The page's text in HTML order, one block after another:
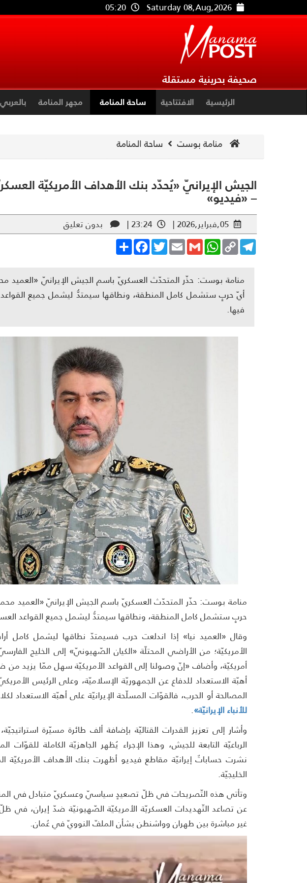
Saturday 08,Aug,2026
05:20
صحيفة بحرينية مستقلة
الرئيسية الافتتاحية ساحة المنامة مجهر المنامة بالعربي
منامة بوست ساحة المنامة
الجيش الإيرانيّ «يُحدّد بنك الأهداف الأمريكيّة
– «فيديو»
05,فبراير,2026 | 23:24 |
بدون تعليق
Share
FacebookTwitterEmailGmail
WhatsAppCopy
Link
Telegram
منامة بوست: حذّر المتحدّث العسكريّ باسم الجيش الإيرانيّ «العميد
أيّ حربٍ ستشمل كامل المنطقة، ونطاقها سيمتدُّ ليشمل جميع القواعد
فيها.
منامة بوست: حذّر المتحدّث العسكريّ باسم الجيش الإيرانيّ «العميد
حربٍ ستشمل كامل المنطقة، ونطاقها سيمتدُّ ليشمل جميع القواعد
وقال «العميد نيا» إذا اندلعت حرب فسيمتدّ نطاقها ليشمل كامل
الأمريكيّة؛ من الأراضي المحتلّة «الكيان الصّهيونيّ» إلى الخليج
أمريكيّة، وأضاف «إنّ وصولنا إلى القواعد الأمريكيّة سهل ممّا يزيد من
أهبّة الاستعداد للدفاع عن الجمهوريّة الإسلاميّة، وعلى الرئيس
المصالحة أو الحرب، فالقوّات المسلّحة الإيرانيّة على أهبّة الاستعداد
للأنباء الإيرانيّة».
وأشار إلى تعزيز القدرات القتاليّة بإضافة ألف طائرة مسيّرة
الرباعيّة التابعة للجيش، وهذا الإجراء يُظهر الجاهزيّة الكاملة للقوّات
نشرت حساباتٌ إيرانيّة مقاطع فيديو أظهرت بنك الأهداف
الخليجيّة.
وتأتي هذه التّصريحات في ظلّ تصعيدٍ سياسيّ وعسكريّ متبادل في
عن تصاعد التّهديدات العسكريّة الأمريكيّة الصّهيونيّة ضدّ إيران، في
غير مباشرة بين طهران وواشنطن بشأن الملفّ النوويّ في عُمان.